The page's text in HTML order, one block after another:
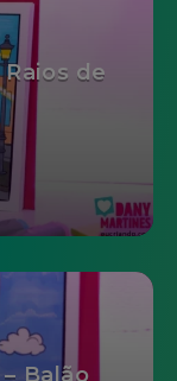
de
Balão